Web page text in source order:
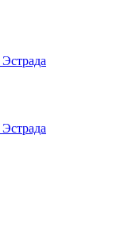
Эстрада
Эстрада